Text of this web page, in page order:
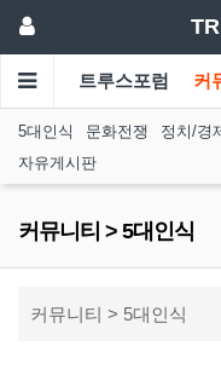
트루스포럼 커
5대인식 문화전쟁 정치/경
자유게시판
커뮤니티 > 5대인식
커뮤니티 > 5대인식